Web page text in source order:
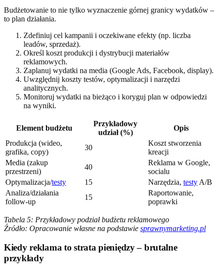
Budżetowanie to nie tylko wyznaczenie górnej granicy wydatków –
to plan działania.
Zdefiniuj cel kampanii i oczekiwane efekty (np. liczba
leadów, sprzedaż).
Określ koszt produkcji i dystrybucji materiałów
reklamowych.
Zaplanuj wydatki na media (Google Ads, Facebook, display).
Uwzględnij koszty testów, optymalizacji i narzędzi
analitycznych.
Monitoruj wydatki na bieżąco i koryguj plan w odpowiedzi
na wyniki.
Element budżetu
Przykładowy
udział (%)
Opis
Produkcja (wideo,
grafika, copy)
30
Koszt stworzenia
kreacji
Media (zakup
przestrzeni)
40
Reklama w Google,
socialu
Optymalizacja/testy 15 Narzędzia, testyA/B
Analiza/działania
follow-up
15
Raportowanie,
poprawki
Tabela 5: Przykładowy podział budżetu reklamowego
Źródło: Opracowanie własne na podstawie sprawnymarketing.pl
Kiedy reklama to strata pieniędzy – brutalne
przykłady